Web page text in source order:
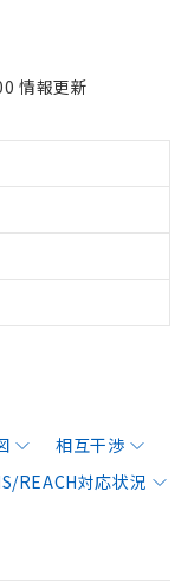
情報更新
相互干渉
REACH対応状況